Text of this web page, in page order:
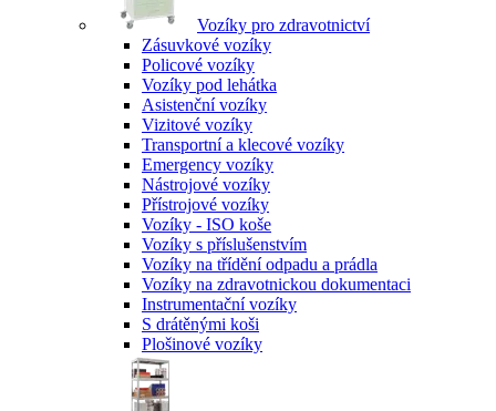
Vozíky pro zdravotnictví
Zásuvkové vozíky
Policové vozíky
Vozíky pod lehátka
Asistenční vozíky
Vizitové vozíky
Transportní a klecové vozíky
Emergency vozíky
Nástrojové vozíky
Přístrojové vozíky
Vozíky - ISO koše
Vozíky s příslušenstvím
Vozíky na třídění odpadu a prádla
Vozíky na zdravotnickou dokumentaci
Instrumentační vozíky
S drátěnými koši
Plošinové vozíky